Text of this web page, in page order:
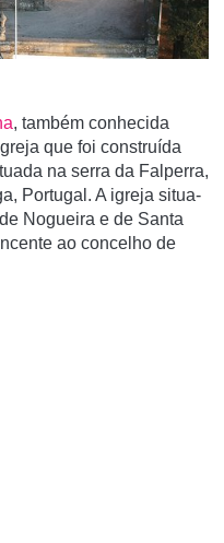
, também conhecida
que foi construí­da
na serra da Falperra,
Portugal. A igreja situa-
Nogueira e de Santa
ao concelho de